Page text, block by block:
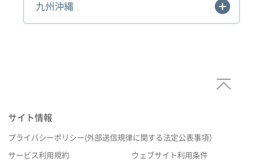
九州沖縄
サイト情報
プライバシーポリシー(外部送信規律に関する法定公表事項）
サービス利用規約 ウェブサイト利用条件